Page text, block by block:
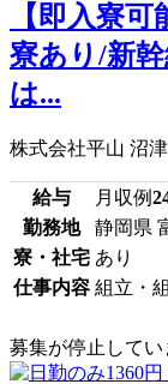
【即入寮
寮あり/新
は...
株式会社平山 沼
給与 月収例
勤務地
静岡県
寮・社宅 あり
仕事内容 組立・
募集が停止してい